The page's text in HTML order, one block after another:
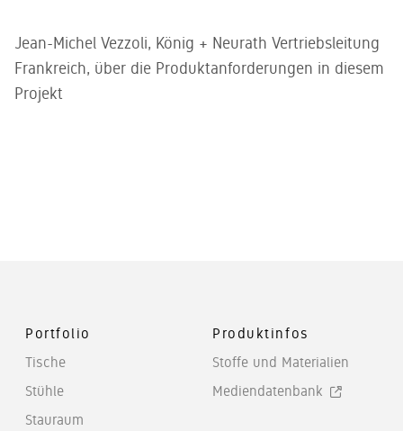
Jean-Michel Vezzoli, König + Neurath Vertriebsleitung
Frankreich, über die Produktanforderungen in diesem
Projekt
Portfolio
Tische
Stühle
Stauraum
Produktinfos
Stoffe und Materialien
Mediendatenbank